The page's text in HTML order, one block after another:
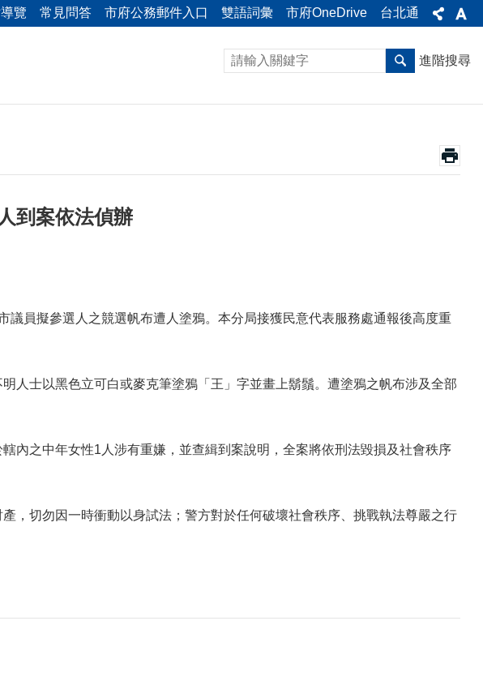
覽 常見問答 市府公務郵件入口 雙語詞彙 市府OneDrive 台北通
進階搜尋
到案依法偵辦
員擬參選人之競選帆布遭人塗鴉。本分局接獲民意代表服務處通報後高度重
人士以黑色立可白或麥克筆塗鴉「王」字並畫上鬍鬚。遭塗鴉之帆布涉及全部
內之中年女性1人涉有重嫌，並查緝到案說明，全案將依刑法毀損及社會秩序
，切勿因一時衝動以身試法；警方對於任何破壞社會秩序、挑戰執法尊嚴之行